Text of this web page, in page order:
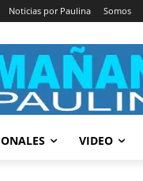
Noticias por Paulina Somos
VIDEO